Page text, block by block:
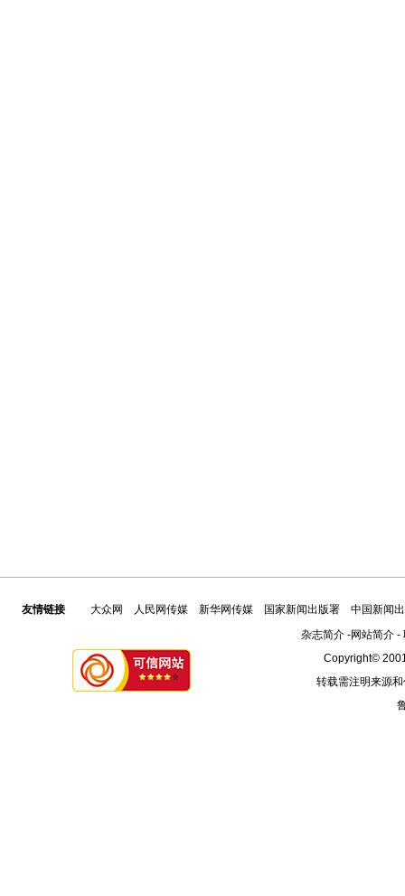
友情链接 大众网 人民网传媒 新华网传媒 国家新闻出版署
中国新闻
杂志简介-网站简介-
Copyright©
转载需注明来源